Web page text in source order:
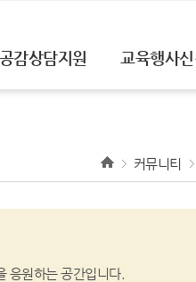
공감상담지원 교육행사
커뮤니티
응원하는 공간입니다.